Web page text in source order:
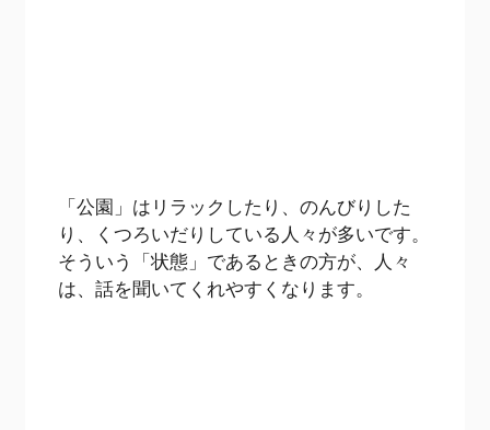
「公園」はリラックしたり、のんびりした
り、くつろいだりしている人々が多いです。
そういう「状態」であるときの方が、人々
は、話を聞いてくれやすくなります。